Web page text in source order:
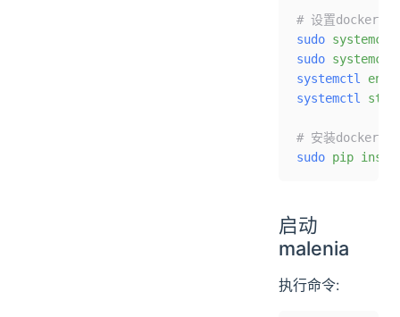
# 设置docker开
sudo systemctl
sudo systemctl
systemctl
systemctl
# 安装docker-
sudo pip
启动
malenia
执行命令: